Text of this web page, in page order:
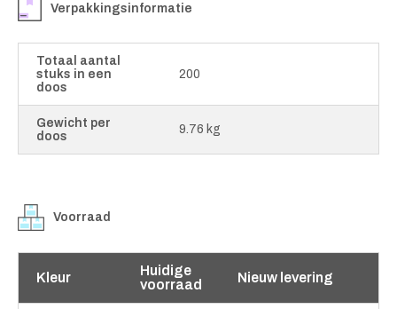
Verpakkingsinformatie
Totaal aantal
stuks in een
doos
200
Gewicht per
doos
9.76 kg
Voorraad
Kleur
Huidige
voorraad
Nieuw levering